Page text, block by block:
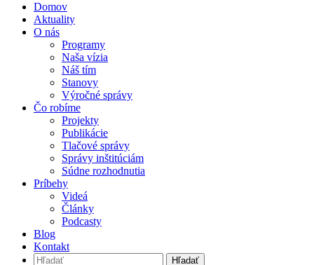
Domov
Aktuality
O nás
Programy
Naša vízia
Náš tím
Stanovy
Výročné správy
Čo robíme
Projekty
Publikácie
Tlačové správy
Správy inštitúciám
Súdne rozhodnutia
Príbehy
Videá
Články
Podcasty
Blog
Kontakt
Hľadať: